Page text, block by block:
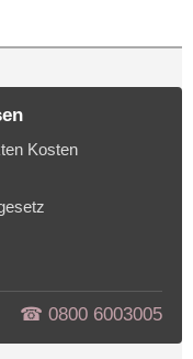
Kosten
☎︎ 0800 6003005